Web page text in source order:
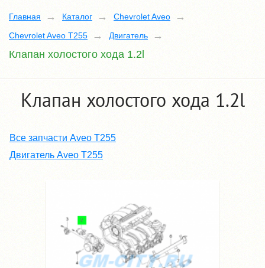
Главная Каталог
Chevrolet Aveo
Chevrolet Aveo T255
Двигатель
Клапан холостого хода 1.2l
Клапан холостого хода 1.2l
Все запчасти Aveo T255
Двигатель Aveo T255